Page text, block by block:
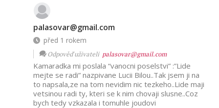
palasovar@gmail.com
před 1 rokem
Odpověď uživateli palasovar@gmail.com
Kamaradka mi poslala “vanocni poselstvi” :”Lide
mejte se radi” nazpivane Lucii Bilou..Tak jsem ji na
to napsala,ze na tom nevidim nic tezkeho..Lide maji
vetsinou radi ty, kteri se k nim chovaji slusne..Coz
bych tedy vzkazala i tomuhle joudovi